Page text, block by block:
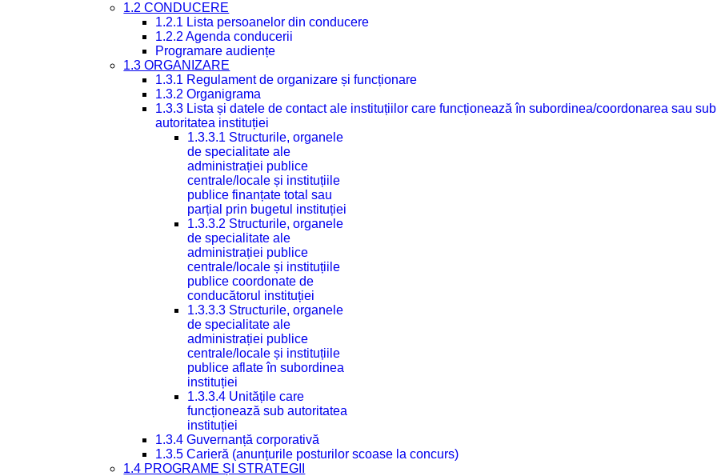
1.2 CONDUCERE
1.2.1 Lista persoanelor din conducere
1.2.2 Agenda conducerii
Programare audiențe
1.3 ORGANIZARE
1.3.1 Regulament de organizare și funcționare
1.3.2 Organigrama
1.3.3 Lista și datele de contact ale instituțiilor care funcționează în subordinea/coordonarea sau sub
autoritatea instituției
1.3.3.1 Structurile, organele
de specialitate ale
administrației publice
centrale/locale și instituțiile
publice finanțate total sau
parțial prin bugetul instituției
1.3.3.2 Structurile, organele
de specialitate ale
administrației publice
centrale/locale și instituțiile
publice coordonate de
conducătorul instituției
1.3.3.3 Structurile, organele
de specialitate ale
administrației publice
centrale/locale și instituțiile
publice aflate în subordinea
instituției
1.3.3.4 Unitățile care
funcționează sub autoritatea
instituției
1.3.4 Guvernanță corporativă
1.3.5 Carieră (anunțurile posturilor scoase la concurs)
1.4 PROGRAME ȘI STRATEGII